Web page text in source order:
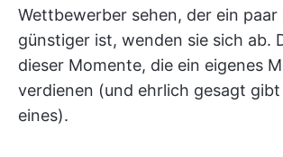
Wettbewerber sehen, der ein paar
günstiger ist, wenden sie sich ab.
dieser Momente, die ein eigenes
verdienen (und ehrlich gesagt gibt
eines).